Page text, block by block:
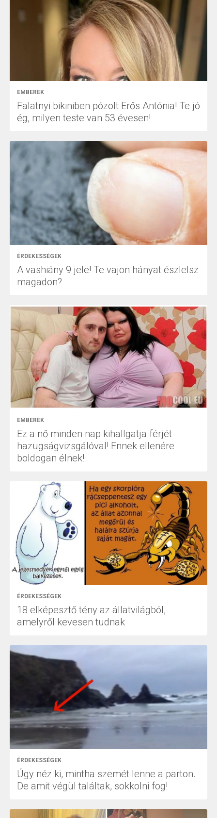
EMBEREK
Falatnyi bikiniben pózolt Erős Antónia! Te jó
ég, milyen teste van 53 évesen!
ÉRDEKESSÉGEK
A vashiány 9 jele! Te vajon hányat észlelsz
magadon?
EMBEREK
Ez a nő minden nap kihallgatja férjét
hazugságvizsgálóval! Ennek ellenére
boldogan élnek!
ÉRDEKESSÉGEK
18 elképesztő tény az állatvilágból,
amelyről kevesen tudnak
ÉRDEKESSÉGEK
Úgy néz ki, mintha szemét lenne a parton.
De amit végül találtak, sokkolni fog!